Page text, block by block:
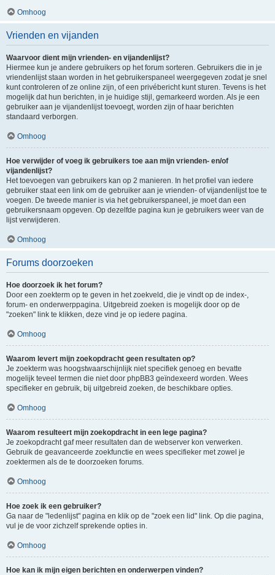
Omhoog
Vrienden en vijanden
Waarvoor dient mijn vrienden- en vijandenlijst?
Hiermee kun je andere gebruikers op het forum sorteren. Gebruikers die in je
vriendenlijst staan worden in het gebruikerspaneel weergegeven zodat je snel
kunt controleren of ze online zijn, of een privébericht kunt sturen. Tevens is het
mogelijk dat hun berichten, in je huidige stijl, gemarkeerd worden. Als je een
gebruiker aan je vijandenlijst toevoegt, worden zijn of haar berichten
standaard verborgen.
Omhoog
Hoe verwijder of voeg ik gebruikers toe aan mijn vrienden- en/of
vijandenlijst?
Het toevoegen van gebruikers kan op 2 manieren. In het profiel van iedere
gebruiker staat een link om de gebruiker aan je vrienden- of vijandenlijst toe te
voegen. De tweede manier is via het gebruikerspaneel, je moet dan een
gebruikersnaam opgeven. Op dezelfde pagina kun je gebruikers weer van de
lijst verwijderen.
Omhoog
Forums doorzoeken
Hoe doorzoek ik het forum?
Door een zoekterm op te geven in het zoekveld, die je vindt op de index-,
forum- en onderwerppagina. Uitgebreid zoeken is mogelijk door op de
"zoeken" link te klikken, deze vind je op iedere pagina.
Omhoog
Waarom levert mijn zoekopdracht geen resultaten op?
Je zoekterm was hoogstwaarschijnlijk niet specifiek genoeg en bevatte
mogelijk teveel termen die niet door phpBB3 geïndexeerd worden. Wees
specifieker en gebruik, bij uitgebreid zoeken, de beschikbare opties.
Omhoog
Waarom resulteert mijn zoekopdracht in een lege pagina?
Je zoekopdracht gaf meer resultaten dan de webserver kon verwerken.
Gebruik de geavanceerde zoekfunctie en wees specifieker met zowel je
zoektermen als de te doorzoeken forums.
Omhoog
Hoe zoek ik een gebruiker?
Ga naar de "ledenlijst" pagina en klik op de "zoek een lid" link. Op die pagina,
vul je de voor zichzelf sprekende opties in.
Omhoog
Hoe kan ik mijn eigen berichten en onderwerpen vinden?